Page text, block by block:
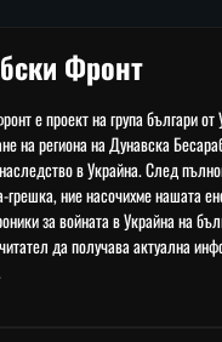
Фронт
е проект на група българи
на региона на Дунавска
в Украйна. След
ние насочихме нашата
за войната в Украйна на
да получава актуална